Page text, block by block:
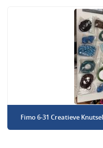
Fimo 6-31 Creatieve